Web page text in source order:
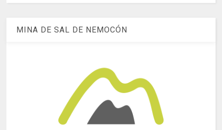
MINA DE SAL DE NEMOCÓN